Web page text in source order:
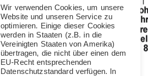
Wir verwenden Cookies, um unsere
Website und unseren Service zu
optimieren. Einige dieser Cookies
werden in Staaten (z.B. in die
Vereinigten Staaten von Amerika)
übertragen, die nicht über einen dem
EU-Recht entsprechenden
Datenschutzstandard verfügen. In